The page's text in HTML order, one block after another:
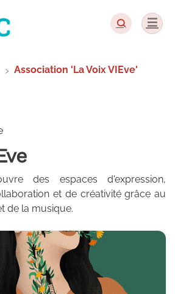
Association 'La Voix VIEve'
des espaces d'expression,
et de créativité grâce au
de la musique.
cookies